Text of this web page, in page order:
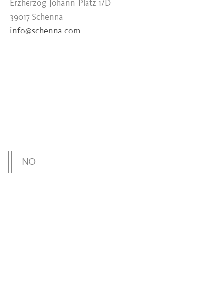
Erzherzog-Johann-Platz 1/D
39017 Schenna
info@schenna.com
NO